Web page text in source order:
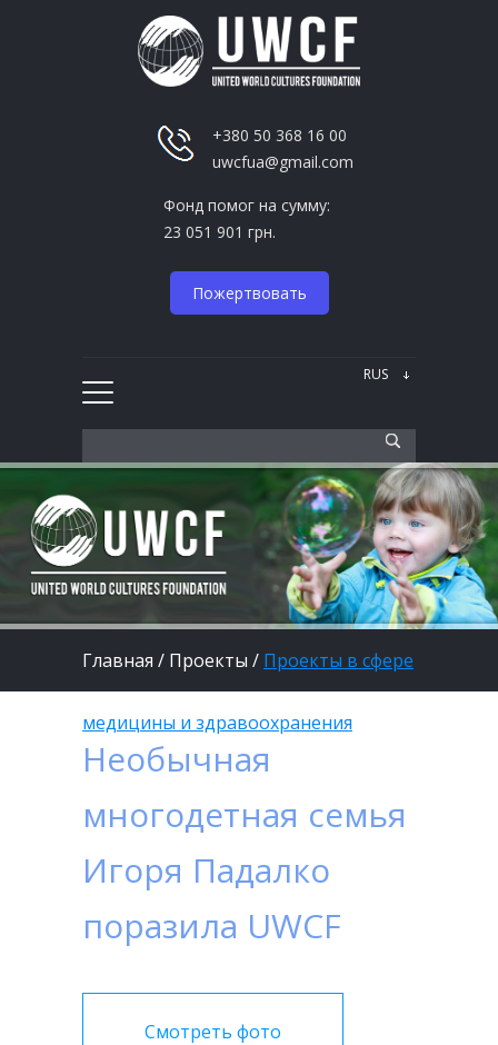
+380 50 368 16 00
uwcfua@gmail.com
Фонд помог на сумму:
23 051 901 грн.
Пожертвовать
Главная / Проекты / Проекты в сфере
медицины и здравоохранения
Необычная
многодетная семья
Игоря Падалко
поразила UWCF
Смотреть фото